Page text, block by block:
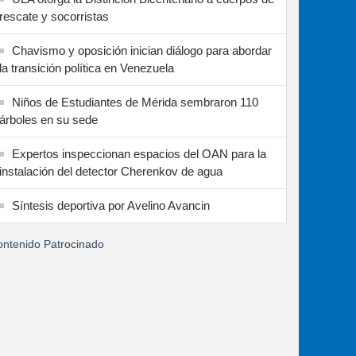
rescate y socorristas
Chavismo y oposición inician diálogo para abordar
la transición política en Venezuela
Niños de Estudiantes de Mérida sembraron 110
árboles en su sede
Expertos inspeccionan espacios del OAN para la
instalación del detector Cherenkov de agua
Síntesis deportiva por Avelino Avancin
Patrocinado